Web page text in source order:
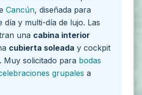
Cancún, diseñada para
día y multi-día de lujo. Las
una cabina interior
cubierta soleada y cockpit
Muy solicitado para bodas
grupales a